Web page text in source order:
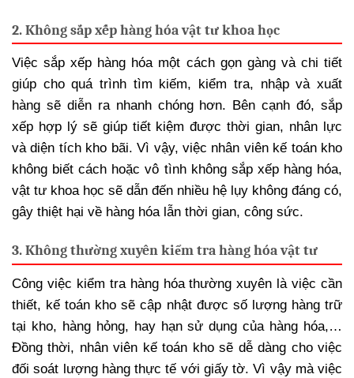
2. Không sắp xếp hàng hóa vật tư khoa học
Việc sắp xếp hàng hóa một cách gọn gàng và chi tiết
giúp cho quá trình tìm kiếm, kiểm tra, nhập và xuất
hàng sẽ diễn ra nhanh chóng hơn. Bên cạnh đó, sắp
xếp hợp lý sẽ giúp tiết kiệm được thời gian, nhân lực
và diện tích kho bãi. Vì vậy, việc nhân viên kế toán kho
không biết cách hoặc vô tình không sắp xếp hàng hóa,
vật tư khoa học sẽ dẫn đến nhiều hệ lụy không đáng có,
gây thiệt hại về hàng hóa lẫn thời gian, công sức.
3. Không thường xuyên kiểm tra hàng hóa vật tư
Công việc kiểm tra hàng hóa thường xuyên là việc cần
thiết, kế toán kho sẽ cập nhật được số lượng hàng trữ
tại kho, hàng hỏng, hay hạn sử dụng của hàng hóa,…
Đồng thời, nhân viên kế toán kho sẽ dễ dàng cho việc
đối soát lượng hàng thực tế với giấy tờ. Vì vậy mà việc